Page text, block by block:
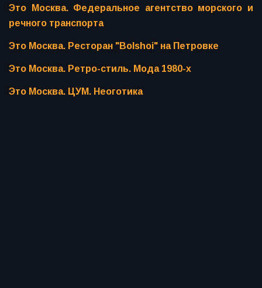
Это Москва. Федеральное агентство морского и
речного транспорта
Это Москва. Ресторан "Bolshoi" на Петровке
Это Москва. Ретро-стиль. Мода 1980-х
Это Москва. ЦУМ. Неоготика